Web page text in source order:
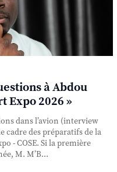
à Abdou
Expo 2026 »
dans l’avion (interview
cadre des préparatifs de la
- COSE. Si la première
M. M’B...